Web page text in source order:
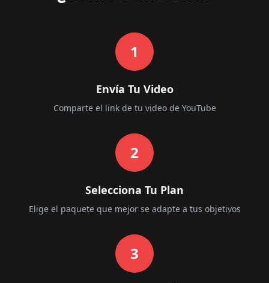
1
Envía Tu Video
Comparte el link de tu video de YouTube
2
Selecciona Tu Plan
Elige el paquete que mejor se adapte a tus objetivos
3